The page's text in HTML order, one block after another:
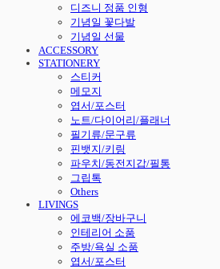
디즈니 정품 인형
기념일 꽃다발
기념일 선물
ACCESSORY
STATIONERY
스티커
메모지
엽서/포스터
노트/다이어리/플래너
필기류/문구류
핀뱃지/키링
파우치/동전지갑/필통
그립톡
Others
LIVINGS
에코백/장바구니
인테리어 소품
주방/욕실 소품
엽서/포스터